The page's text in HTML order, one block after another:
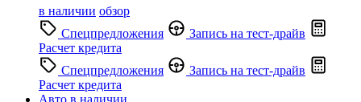
в наличии обзор
Спецпредложения
Запись на тест-драйв
Расчет кредита
Спецпредложения
Запись на тест-драйв
Расчет кредита
Авто в наличии